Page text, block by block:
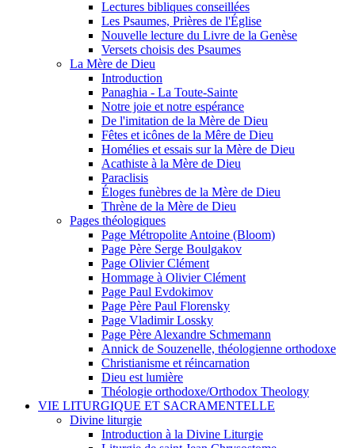
Lectures bibliques conseillées
Les Psaumes, Prières de l'Église
Nouvelle lecture du Livre de la Genèse
Versets choisis des Psaumes
La Mère de Dieu
Introduction
Panaghia - La Toute-Sainte
Notre joie et notre espérance
De l'imitation de la Mère de Dieu
Fêtes et icônes de la Mêre de Dieu
Homélies et essais sur la Mère de Dieu
Acathiste à la Mère de Dieu
Paraclisis
Éloges funèbres de la Mère de Dieu
Thrène de la Mère de Dieu
Pages théologiques
Page Métropolite Antoine (Bloom)
Page Père Serge Boulgakov
Page Olivier Clément
Hommage à Olivier Clément
Page Paul Evdokimov
Page Père Paul Florensky
Page Vladimir Lossky
Page Père Alexandre Schmemann
Annick de Souzenelle, théologienne orthodoxe
Christianisme et réincarnation
Dieu est lumière
Théologie orthodoxe/Orthodox Theology
VIE LITURGIQUE ET SACRAMENTELLE
Divine liturgie
Introduction à la Divine Liturgie